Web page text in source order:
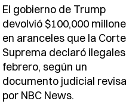
El gobierno de Trump
devolvió $100,000
en aranceles que la Corte
Suprema declaró
febrero, según un
documento judicial
por NBC News.